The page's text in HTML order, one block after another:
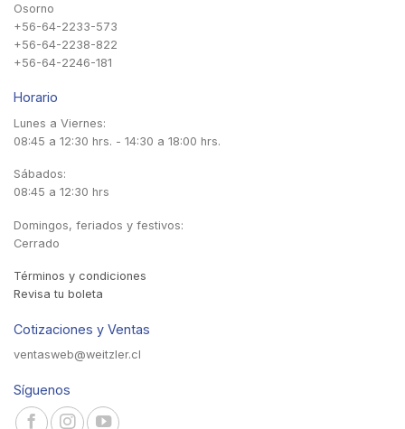
Osorno
+56-64-2233-573
+56-64-2238-822
+56-64-2246-181
Horario
Lunes a Viernes:
08:45 a 12:30 hrs. - 14:30 a 18:00 hrs.
Sábados:
08:45 a 12:30 hrs
Domingos, feriados y festivos:
Cerrado
Términos y condiciones
Revisa tu boleta
Cotizaciones y Ventas
ventasweb@weitzler.cl
Síguenos